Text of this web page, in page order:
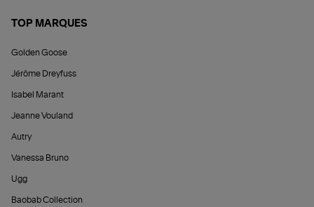
TOP MARQUES
Golden Goose
Jérôme Dreyfuss
Isabel Marant
Jeanne Vouland
Autry
Vanessa Bruno
Ugg
Baobab Collection